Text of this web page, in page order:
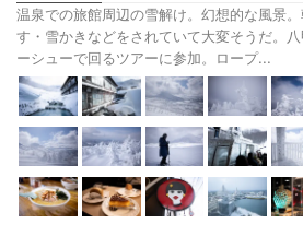
温泉での旅館周辺の雪解け。幻想的な風景
す・雪かきなどをされていて大変そうだ。
ーシューで回るツアーに参加。ロープ...